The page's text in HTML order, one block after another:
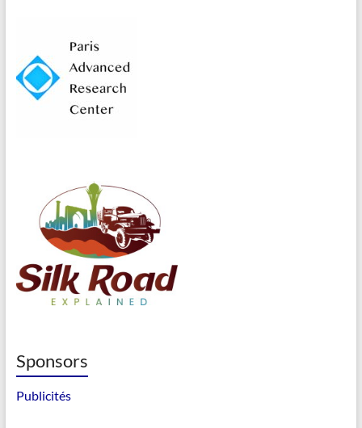
Sponsors
Publicités